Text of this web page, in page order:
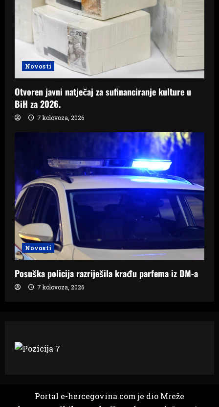
Novosti
Otvoren javni natječaj za sufinanciranje kulture u
BiH za 2026.
7 kolovoza, 2026
Novosti
Posuška policija razriješila krađu parfema iz DM-a
7 kolovoza, 2026
Portal e-hercegovina.com je dio Mreže